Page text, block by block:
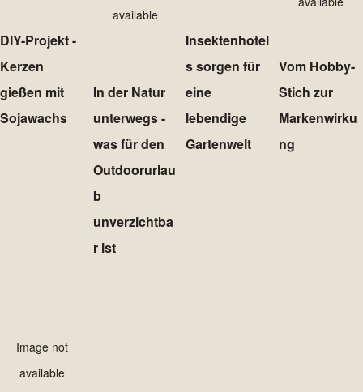
DIY-Projekt -
Kerzen
gießen mit
Sojawachs
available
In der Natur
unterwegs -
was für den
Outdoorurlau
b
unverzichtba
r ist
Insektenhotel
s sorgen für
eine
lebendige
Gartenwelt
Vom Hobby-
Stich zur
Markenwirku
ng
Image not
available